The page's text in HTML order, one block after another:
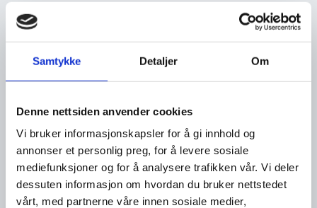
Samtykke Detaljer Om
Denne nettsiden anvender cookies
Vi bruker informasjonskapsler for å gi innhold og
annonser et personlig preg, for å levere sosiale
mediefunksjoner og for å analysere trafikken vår. Vi deler
dessuten informasjon om hvordan du bruker nettstedet
vårt, med partnerne våre innen sosiale medier,